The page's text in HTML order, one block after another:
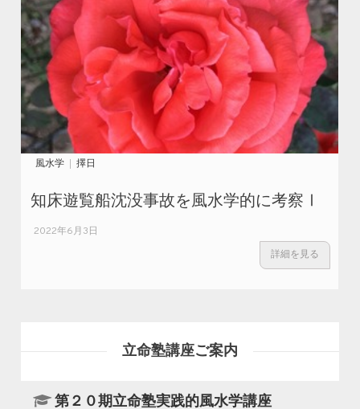
風水学 擇日
知床遊覧船沈没事故を風水学的に考察Ⅰ
2022年6月3日
詳細を見る
立命塾講座ご案内
第２０期立命塾実践的風水学講座